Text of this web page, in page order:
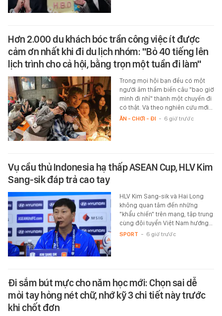
Hơn 2.000 du khách bóc trần công việc ít được
cảm ơn nhất khi đi du lịch nhóm: "Bỏ 40 tiếng lên
lịch trình cho cả hội, bằng trọn một tuần đi làm"
Trong mọi hội bạn đều có một
người âm thầm biến câu "bao giờ
mình đi nhỉ" thành một chuyến đi
có thật. Và theo nghiên cứu mới…
ĂN - CHƠI - ĐI - 6 giờ trước
Vụ cầu thủ Indonesia hạ thấp ASEAN Cup, HLV Kim
Sang-sik đáp trả cao tay
HLV Kim Sang-sik và Hai Long
không quan tâm đến những
"khẩu chiến" trên mạng, tập trung
cùng đội tuyển Việt Nam hướng…
SPORT - 6 giờ trước
Đi sắm bút mực cho năm học mới: Chọn sai dễ
mỏi tay hỏng nét chữ, nhớ kỹ 3 chi tiết này trước
khi chốt đơn